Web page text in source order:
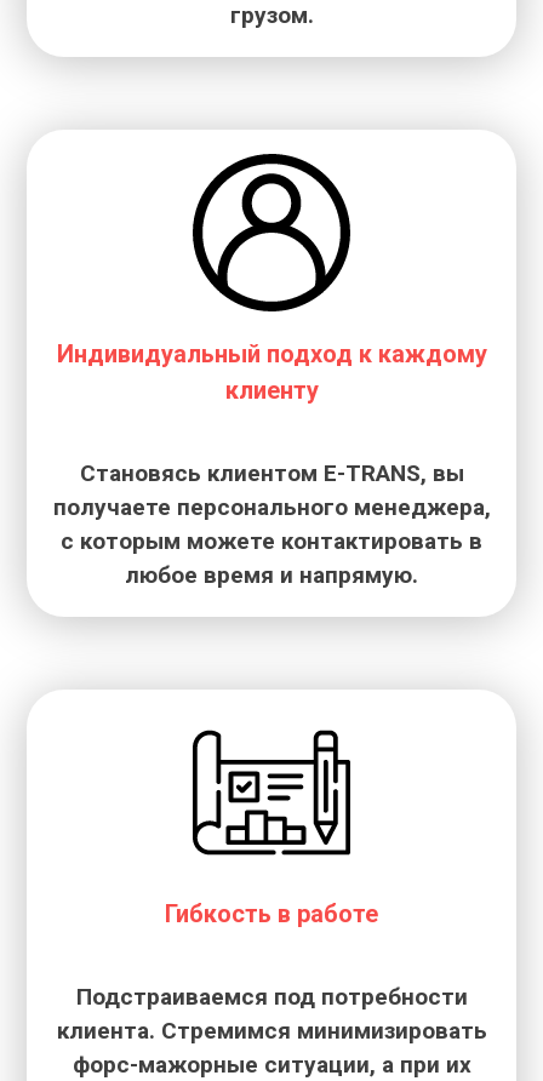
грузом.
Индивидуальный подход к каждому
клиенту
Становясь клиентом E-TRANS, вы
получаете персонального менеджера,
с которым можете контактировать в
любое время и напрямую.
Гибкость в работе
Подстраиваемся под потребности
клиента. Стремимся минимизировать
форс-мажорные ситуации, а при их